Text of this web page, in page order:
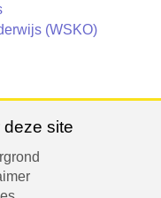
(WSKO)
deze site